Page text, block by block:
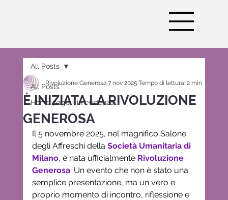
All Posts
Home page - in evidenza
All Posts
È INIZIATA LA RIVOLUZIONE
GENEROSA
Rivoluzione Generosa7 nov 2025Tempo di lettura: 2 min
Il 5 novembre 2025, nel magnifico Salone
degli Affreschi della Società Umanitaria di
Milano, è nata ufficialmente Rivoluzione
Generosa. Un evento che non è stato una
semplice presentazione, ma un vero e
proprio momento di incontro, riflessione e